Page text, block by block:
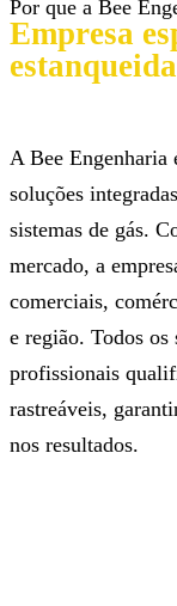
Por que a Bee
Empresa
A Bee Engenharia
soluções
sistemas de gás.
mercado, a
comerciais,
e região. Todos os
profissionais
rastreáveis,
nos resultados.